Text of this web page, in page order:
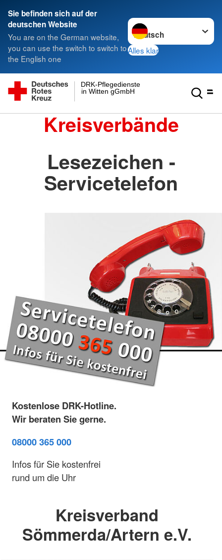
Sie befinden sich auf der
deutschen Website
You are on the German website,
you can use the switch to switch to
the English one
Sprache wechseln zu
Alles klar
in Witten gGmbH
DRK-Pflegedienste
Kreisverbände
Lesezeichen -
Servicetelefon
Kostenlose DRK-Hotline.
Wir beraten Sie gerne.
08000 365 000
Infos für Sie kostenfrei
rund um die Uhr
Kreisverband
Sömmerda/Artern e.V.